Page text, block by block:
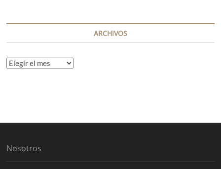
ARCHIVOS
A
Nosotros